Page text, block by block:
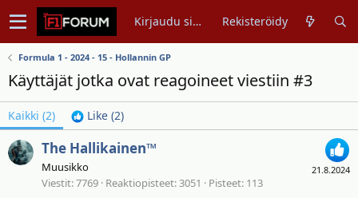
Kirjaudu sisään Rekisteröidy
Formula 1 - 2024 - 15 - Hollannin GP
Käyttäjät jotka ovat reagoineet viestiin #3
Kaikki (2) Like (2)
21.8.2024
The Hallikainen™
Muusikko
Viestit 7769 Reaktiopisteet 3051 Pisteet 113